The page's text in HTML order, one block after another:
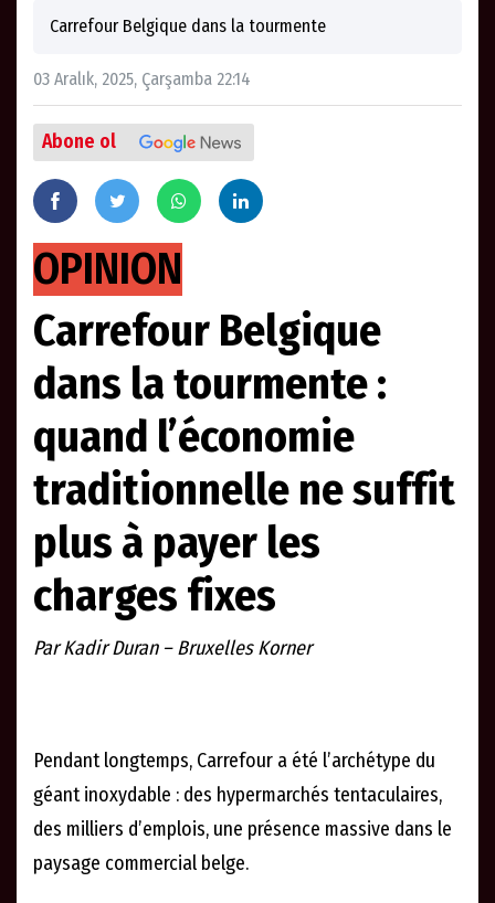
Carrefour Belgique dans la tourmente
03 Aralık, 2025, Çarşamba 22:14
Abone ol
OPINION
Carrefour Belgique
dans la tourmente :
quand l’économie
traditionnelle ne suffit
plus à payer les
charges fixes
Par Kadir Duran – Bruxelles Korner
Pendant longtemps, Carrefour a été l’archétype du
géant inoxydable : des hypermarchés tentaculaires,
des milliers d’emplois, une présence massive dans le
paysage commercial belge.